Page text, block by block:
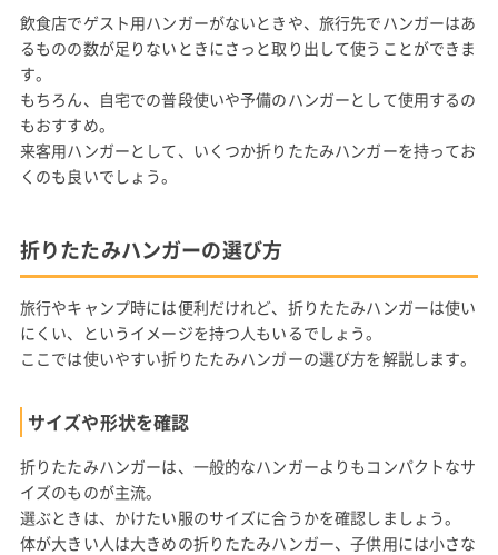
飲食店でゲスト用ハンガーがないときや、旅行先でハンガーはあ
るものの数が足りないときにさっと取り出して使うことができま
す。
もちろん、自宅での普段使いや予備のハンガーとして使用するの
もおすすめ。
来客用ハンガーとして、いくつか折りたたみハンガーを持ってお
くのも良いでしょう。
折りたたみハンガーの選び方
旅行やキャンプ時には便利だけれど、折りたたみハンガーは使い
にくい、というイメージを持つ人もいるでしょう。
ここでは使いやすい折りたたみハンガーの選び方を解説します。
サイズや形状を確認
折りたたみハンガーは、一般的なハンガーよりもコンパクトなサ
イズのものが主流。
選ぶときは、かけたい服のサイズに合うかを確認しましょう。
体が大きい人は大きめの折りたたみハンガー、子供用には小さな